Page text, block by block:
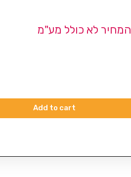
המחיר לא כולל מע"מ
Add to cart